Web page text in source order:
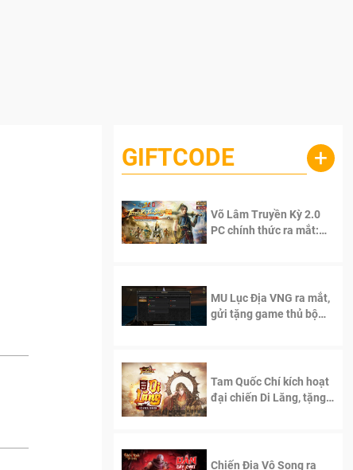
GIFTCODE +
Võ Lâm Truyền Kỳ 2.0
PC chính thức ra mắt:
MU Lục Địa VNG ra mắt,
gửi tặng game thủ bộ
Tam Quốc Chí kích hoạt
đại chiến Di Lăng, tặng
Chiến Địa Vô Song ra